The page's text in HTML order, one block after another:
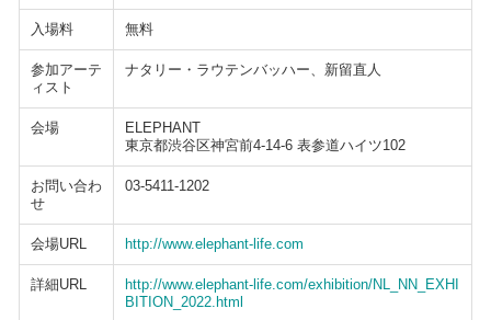
入場料 無料
参加アーテ
ィスト
ナタリー・ラウテンバッハー、新留直人
会場
ELEPHANT
東京都渋谷区神宮前4-14-6 表参道ハイツ102
お問い合わ
せ
03-5411-1202
会場URL http://www.elephant-life.com
詳細URL
http://www.elephant-life.com/exhibition/NL_NN_EXHI
BITION_2022.html